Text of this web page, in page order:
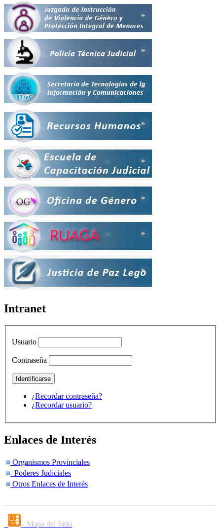
Intranet
Usuario
Contraseña
¿Recordar contraseña?
¿Recordar usuario?
Enlaces de Interés
Organismos Provinciales
Poderes Judiciales
Otros Enlaces de Interés
Mapa del Sitio